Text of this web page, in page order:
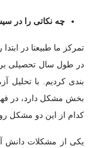
چه نکاتی را در
تمرکز ما طبیعتا در
در طول سال تحصیلی
بندی کردیم. با تحلیل
بخش مشکل دارد، در
کدام از این دو مشکل
یکی از مشکلات دانش